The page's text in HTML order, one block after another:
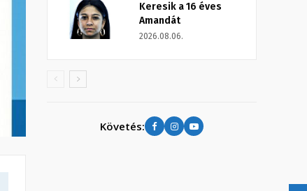
Keresik a 16 éves
Amandát
2026.08.06.
Követés: